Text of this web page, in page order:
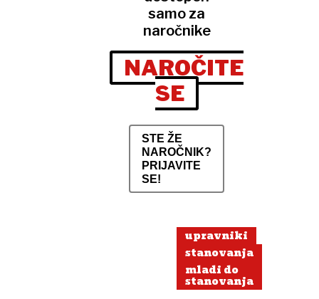
samo za
naročnike
NAROČITE
SE
STE ŽE
NAROČNIK?
PRIJAVITE
SE!
upravniki
stanovanja
mladi do
stanovanja